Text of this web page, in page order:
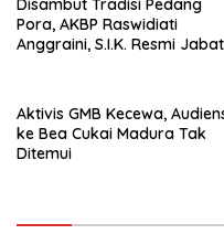
Disambut Tradisi Pedang
Pora, AKBP Raswidiati
Anggraini, S.I.K. Resmi Jabat
Aktivis GMB Kecewa,
ke Bea Cukai Madura Tak
Ditemui